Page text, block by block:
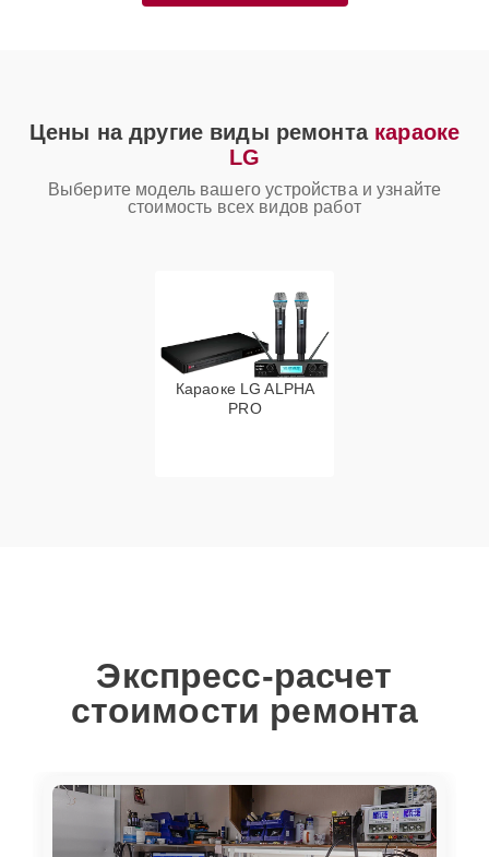
Цены на другие виды ремонта караоке
LG
Выберите модель вашего устройства и узнайте
стоимость всех видов работ
Караоке LG ALPHA
PRO
Экспресс-расчет
стоимости ремонта